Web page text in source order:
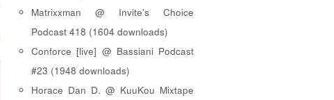
Matrixxman @ Invite's Choice
Podcast 418 (1604 downloads)
Conforce [live] @ Bassiani Podcast
#23 (1948 downloads)
Horace Dan D. @ KuuKou Mixtape